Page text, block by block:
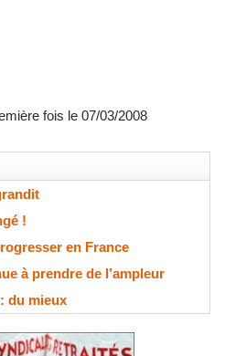
fois le 07/03/2008
!
en France
à prendre de l’ampleur
du mieux